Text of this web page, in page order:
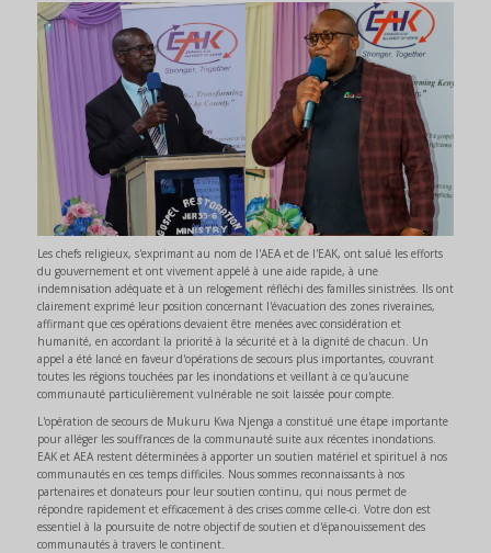
Les chefs religieux, s'exprimant au nom de l'AEA et de l'EAK, ont salué les efforts
du gouvernement et ont vivement appelé à une aide rapide, à une
indemnisation adéquate et à un relogement réfléchi des familles sinistrées. Ils ont
clairement exprimé leur position concernant l'évacuation des zones riveraines,
affirmant que ces opérations devaient être menées avec considération et
humanité, en accordant la priorité à la sécurité et à la dignité de chacun. Un
appel a été lancé en faveur d'opérations de secours plus importantes, couvrant
toutes les régions touchées par les inondations et veillant à ce qu'aucune
communauté particulièrement vulnérable ne soit laissée pour compte.
L'opération de secours de Mukuru Kwa Njenga a constitué une étape importante
pour alléger les souffrances de la communauté suite aux récentes inondations.
EAK et AEA restent déterminées à apporter un soutien matériel et spirituel à nos
communautés en ces temps difficiles. Nous sommes reconnaissants à nos
partenaires et donateurs pour leur soutien continu, qui nous permet de
répondre rapidement et efficacement à des crises comme celle-ci. Votre don est
essentiel à la poursuite de notre objectif de soutien et d'épanouissement des
communautés à travers le continent.